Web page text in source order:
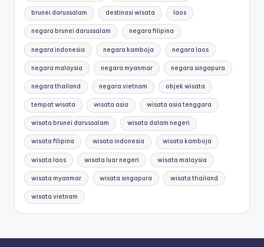
brunei darussalam destinasi wisata laos
negara brunei darussalam negara filipina
negara indonesia negara kamboja negara laos
negara malaysia negara myanmar negara singapura
negara thailand negara vietnam objek wisata
tempat wisata wisata asia wisata asia tenggara
wisata brunei darussalam wisata dalam negeri
wisata filipina wisata indonesia wisata kamboja
wisata laos wisata luar negeri wisata malaysia
wisata myanmar wisata singapura wisata thailand
wisata vietnam